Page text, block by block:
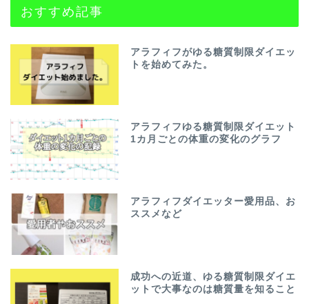
おすすめ記事
アラフィフがゆる糖質制限ダイエッ
トを始めてみた。
アラフィフゆる糖質制限ダイエット
1カ月ごとの体重の変化のグラフ
アラフィフダイエッター愛用品、お
ススメなど
成功への近道、ゆる糖質制限ダイエ
ットで大事なのは糖質量を知ること